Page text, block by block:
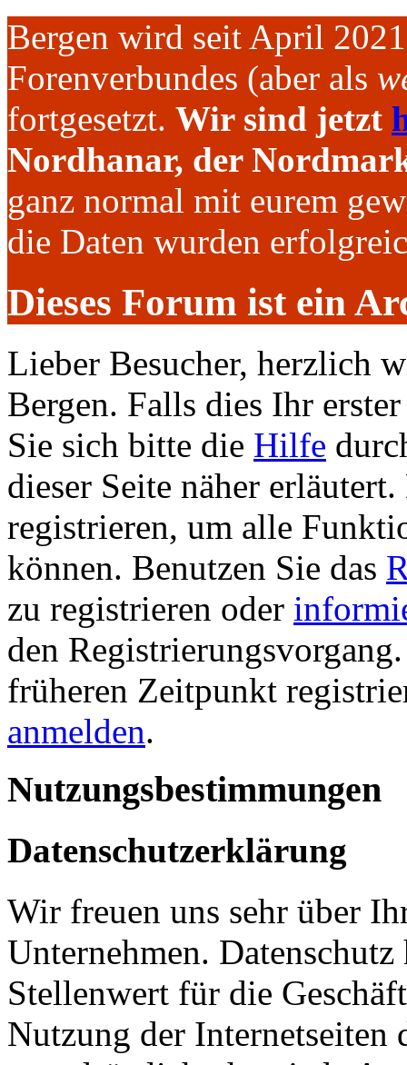
Bergen wird seit April
Forenverbundes (aber als
fortgesetzt. Wir sind jetzt
Nordhanar, der
ganz normal mit eurem
die Daten wurden
Dieses Forum ist ein
Lieber Besucher, herzlich
Bergen. Falls dies Ihr
Sie sich bitte die Hilfe
dieser Seite näher
registrieren, um alle
können. Benutzen Sie das
zu registrieren oder
den
früheren Zeitpunkt
anmelden.
Nutzungsbestimmungen
Datenschutzerklärung
Wir freuen uns sehr über
Unternehmen.
Stellenwert für die
Nutzung der Internetseiten